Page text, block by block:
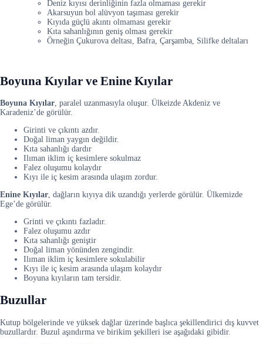
Deniz kıyısı derinliğinin fazla olmaması gerekir
Akarsuyun bol alüvyon taşıması gerekir
Kıyıda güçlü akıntı olmaması gerekir
Kıta sahanlığının geniş olması gerekir
Örneğin Çukurova deltası, Bafra, Çarşamba, Silifke deltaları
Boyuna Kıyılar ve Enine Kıyılar
Boyuna Kıyılar, paralel uzanmasıyla oluşur. Ülkeizde Akdeniz ve
Karadeniz’de görülür.
Girinti ve çıkıntı azdır.
Doğal liman yaygın değildir.
Kıta sahanlığı dardır
Ilıman iklim iç kesimlere sokulmaz
Falez oluşumu kolaydır
Kıyı ile iç kesim arasında ulaşım zordur.
Enine Kıyılar, dağların kıyıya dik uzandığı yerlerde görülür. Ülkemizde
Ege’de görülür.
Grinti ve çıkıntı fazladır.
Falez oluşumu azdır
Kıta sahanlığı geniştir
Doğal liman yönünden zengindir.
Ilıman iklim iç kesimlere sokulabilir
Kıyı ile iç kesim arasında ulaşım kolaydır
Boyuna kıyıların tam tersidir.
Buzullar
Kutup bölgelerinde ve yüksek dağlar üzerinde başlıca şekillendirici dış kuvvet
buzullardır. Buzul aşındırma ve birikim şekilleri ise aşağıdaki gibidir.